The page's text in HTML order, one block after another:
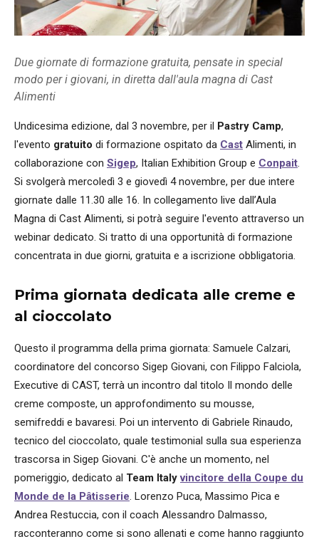
Due giornate di formazione gratuita, pensate in special
modo per i giovani, in diretta dall'aula magna di Cast
Alimenti
Undicesima edizione, dal 3 novembre, per il Pastry Camp,
l'evento gratuito di formazione ospitato da Cast Alimenti, in
collaborazione con Sigep, Italian Exhibition Group e Conpait.
Si svolgerà mercoledì 3 e giovedì 4 novembre, per due intere
giornate dalle 11.30 alle 16. In collegamento live dall’Aula
Magna di Cast Alimenti, si potrà seguire l'evento attraverso un
webinar dedicato. Si tratto di una opportunità di formazione
concentrata in due giorni, gratuita e a iscrizione obbligatoria.
Prima giornata dedicata alle creme e
al cioccolato
Questo il programma della prima giornata: Samuele Calzari,
coordinatore del concorso Sigep Giovani, con Filippo Falciola,
Executive di CAST, terrà un incontro dal titolo Il mondo delle
creme composte, un approfondimento su mousse,
semifreddi e bavaresi. Poi un intervento di Gabriele Rinaudo,
tecnico del cioccolato, quale testimonial sulla sua esperienza
trascorsa in Sigep Giovani. C'è anche un momento, nel
pomeriggio, dedicato al Team Italyvincitore della Coupe du
Monde de la Pâtisserie. Lorenzo Puca, Massimo Pica e
Andrea Restuccia, con il coach Alessandro Dalmasso,
racconteranno come si sono allenati e come hanno raggiunto